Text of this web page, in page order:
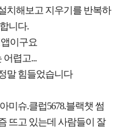
치해보고 지우기를 반복하
니다.
이구요
어렵고...
말 힘들었습니다
미슈.클럽5678.블랙챗 썸
뜨고 있는데 사람들이 잘